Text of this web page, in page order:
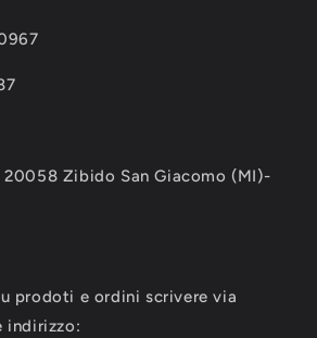
20058 Zibido San Giacomo (MI)-
prodoti e ordini scrivere via
indirizzo: